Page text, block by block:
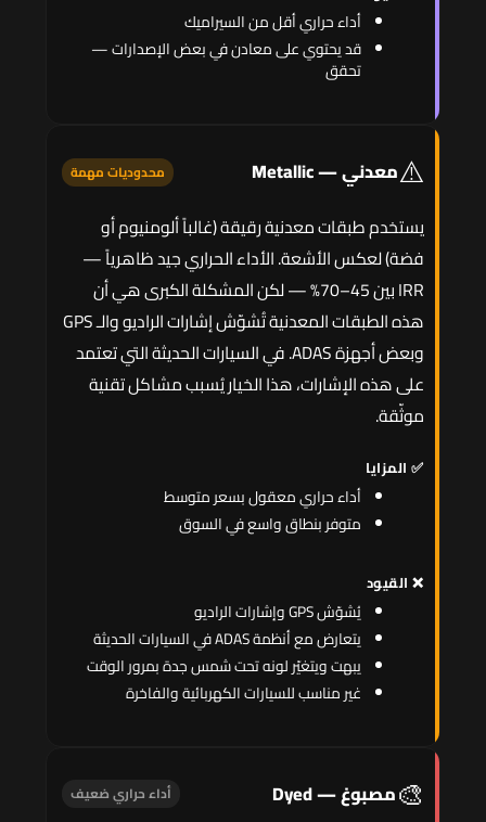
أداء حراري أقل من السيراميك
قد يحتوي على معادن في بعض الإصدارات —
تحقق
⚠️معدني — Metallic محدوديات مهمة
يستخدم طبقات معدنية رقيقة (غالباً ألومنيوم أو
فضة) لعكس الأشعة. الأداء الحراري جيد ظاهرياً —
IRR بين 45–70% — لكن المشكلة الكبرى هي أن
هذه الطبقات المعدنية تُشوّش إشارات الراديو والـ GPS
وبعض أجهزة ADAS. في السيارات الحديثة التي تعتمد
على هذه الإشارات، هذا الخيار يُسبب مشاكل تقنية
موثّقة.
✅ المزايا
أداء حراري معقول بسعر متوسط
متوفر بنطاق واسع في السوق
❌ القيود
يُشوّش GPS وإشارات الراديو
يتعارض مع أنظمة ADAS في السيارات الحديثة
يبهت ويتغيّر لونه تحت شمس جدة بمرور الوقت
غير مناسب للسيارات الكهربائية والفاخرة
🎨مصبوغ — Dyed أداء حراري ضعيف